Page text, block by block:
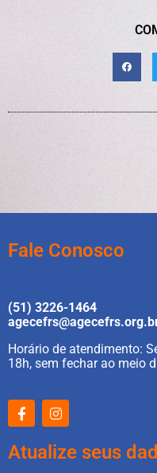
Fale Conosco
(51) 3226-1464
Horário de atendimento:
18h, sem fechar ao meio
Atualize seus